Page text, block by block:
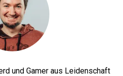
und Gamer aus Leidenschaft